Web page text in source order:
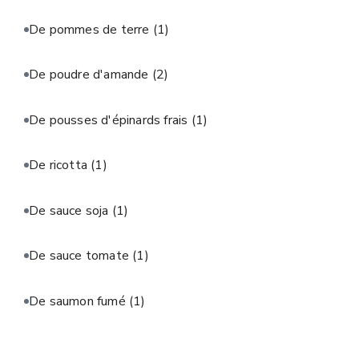
De pommes de terre (1)
De poudre d'amande (2)
De pousses d'épinards frais (1)
De ricotta (1)
De sauce soja (1)
De sauce tomate (1)
De saumon fumé (1)